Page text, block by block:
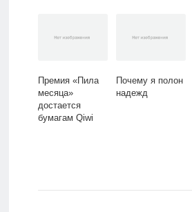
Премия «Пила
месяца»
достается
бумагам Qiwi
Почему я полон
надежд